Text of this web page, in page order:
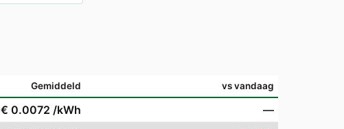
Gemiddeld vs vandaag
€ 0.0072 /kWh
—